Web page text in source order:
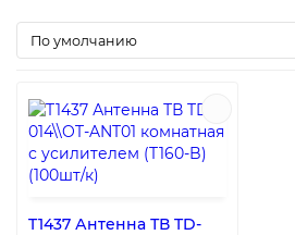
T1437 Антенна ТВ TD-